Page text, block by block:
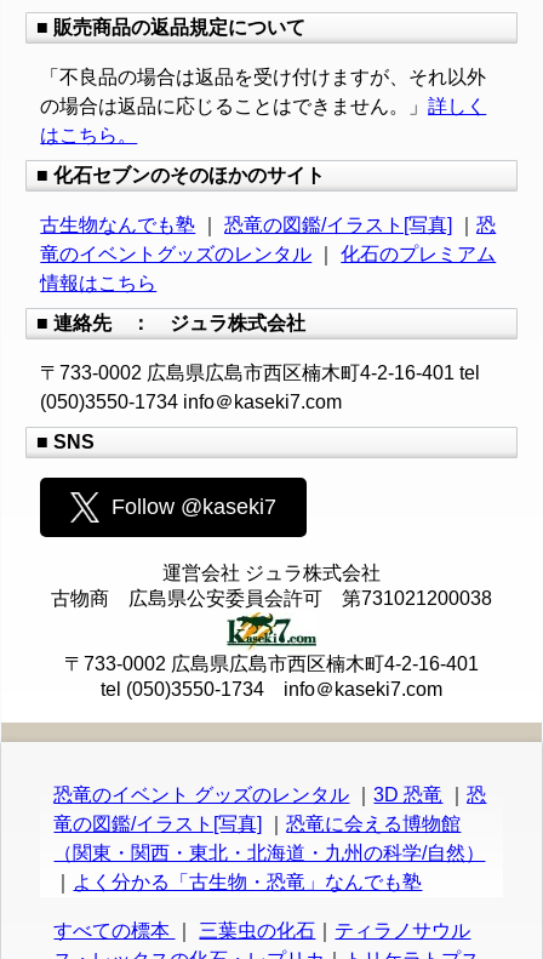
■ 販売商品の返品規定について
「不良品の場合は返品を受け付けますが、それ以外
の場合は返品に応じることはできません。」詳しく
はこちら。
■ 化石セブンのそのほかのサイト
古生物なんでも塾 ｜恐竜の図鑑/イラスト[写真] ｜恐
竜のイベントグッズのレンタル ｜化石のプレミアム
情報はこちら
■ 連絡先 ： ジュラ株式会社
〒733-0002 広島県広島市西区楠木町4-2-16-401 tel
(050)3550-1734 info＠kaseki7.com
■ SNS
Follow @kaseki7
運営会社 ジュラ株式会社
古物商 広島県公安委員会許可 第731021200038
〒733-0002 広島県広島市西区楠木町4-2-16-401
tel (050)3550-1734 info＠kaseki7.com
恐竜のイベント グッズのレンタル ｜3D 恐竜 ｜恐
竜の図鑑/イラスト[写真]
｜恐竜に会える博物館
（関東・関西・東北・北海道・九州の科学/自然）
よく分かる「古生物・恐竜」なんでも塾
すべての標本 三葉虫の化石
ティラノサウル